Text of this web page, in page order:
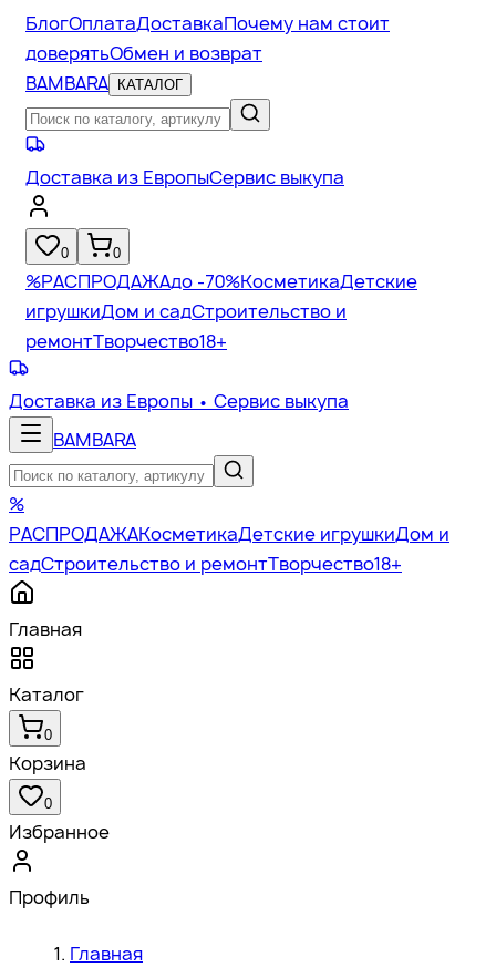
БлогОплатаДоставкаПочему нам стоит
доверятьОбмен и возврат
BAMBARA
КАТАЛОГ
Доставка из ЕвропыСервис выкупа
0 0
%РАСПРОДАЖАдо -70%КосметикаДетские
игрушкиДом и садСтроительство и
ремонтТворчество18+
Доставка из Европы • Сервис выкупа
BAMBARA
%
РАСПРОДАЖАКосметикаДетские игрушкиДом и
садСтроительство и ремонтТворчество18+
Главная
Каталог
0
Корзина
0
Избранное
Профиль
Главная